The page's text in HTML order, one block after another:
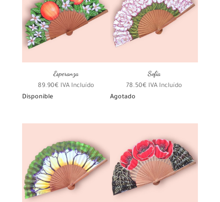
Esperanza
89.90€ IVA Incluído
Disponible
Sofía
78.50€ IVA Incluído
Agotado